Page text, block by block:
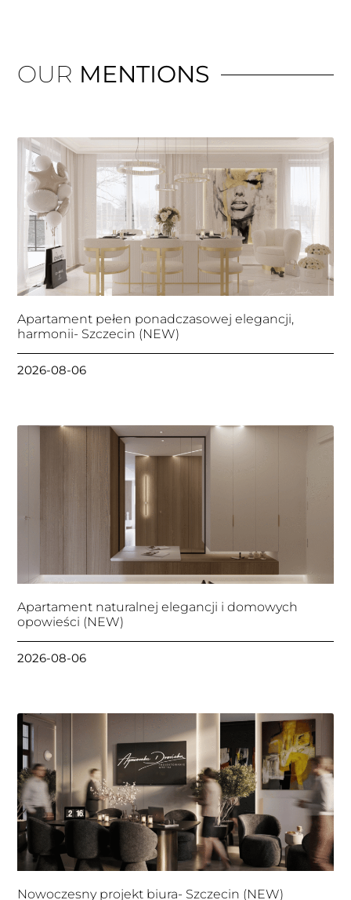
OUR MENTIONS
Apartament pełen ponadczasowej elegancji,
harmonii- Szczecin (NEW)
2026-08-06
Apartament naturalnej elegancji i domowych
opowieści (NEW)
2026-08-06
Nowoczesny projekt biura- Szczecin (NEW)